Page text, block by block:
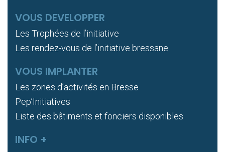
VOUS DEVELOPPER
Les Trophées de l’initiative
Les rendez-vous de l’initiative bressane
VOUS IMPLANTER
Les zones d’activités en Bresse
Pep’Initiatives
Liste des bâtiments et fonciers disponibles
INFO +